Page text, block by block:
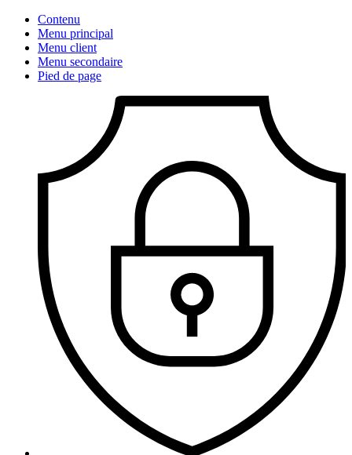
Contenu
Menu principal
Menu client
Menu secondaire
Pied de page